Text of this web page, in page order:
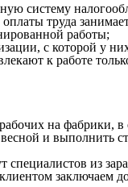
систему
труда
работы;
с которой у
к работе
на фабрики, в
и выполнить
из
заключаем